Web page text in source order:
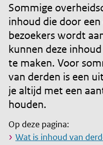
Sommige
inhoud die door
bezoekers wordt
kunnen deze
te maken. Voor
van derden is een
je altijd met een
houden.
Op deze pagina:
Wat is inhoud van